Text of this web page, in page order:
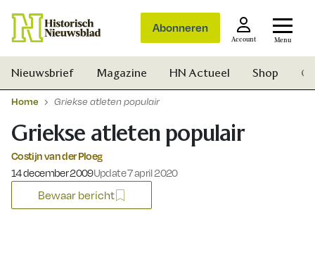
Abonneren
Account Menu
Nieuwsbrief Magazine HN Actueel Shop
Home Griekse atleten populair
Griekse atleten populair
Costijn van der Ploeg
Gepubliceerd op:
14 december 2009Update 7 april 2020
Bewaar bericht